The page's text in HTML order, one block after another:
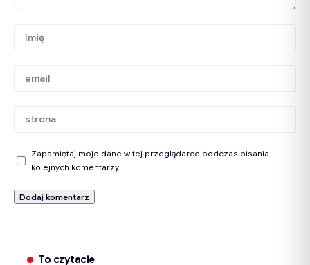
Zapamiętaj moje dane w tej przeglądarce podczas pisania
kolejnych komentarzy.
To czytacie